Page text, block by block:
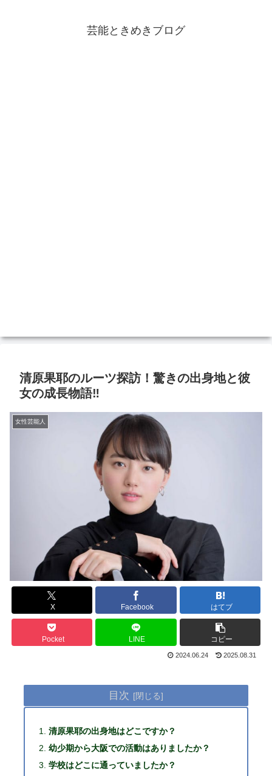
芸能ときめきブログ
清原果耶のルーツ探訪！驚きの出身地と彼
女の成長物語‼
女性芸能人
X Facebook はてブ
Pocket LINE コピー
2024.06.24 2025.08.31
目次
清原果耶の出身地はどこですか？
幼少期から大阪での活動はありましたか？
学校はどこに通っていましたか？